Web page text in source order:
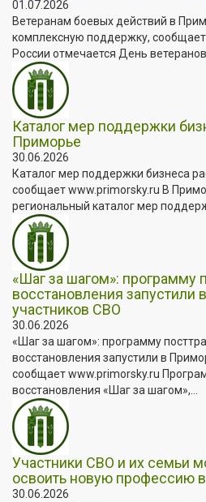
01.07.2026
Ветеранам боевых действий в
комплексную поддержку,
России отмечается День
Каталог мер поддержки
Приморье
30.06.2026
Каталог мер поддержки бизнеса
сообщает www.primorsky.ru В
региональный каталог мер
«Шаг за шагом»: программу
восстановления запустили
участников СВО
30.06.2026
«Шаг за шагом»: программу
восстановления запустили в
сообщает www.primorsky.ru
восстановления «Шаг за шагом»,...
Участники СВО и их семьи
освоить новую профессию
30.06.2026